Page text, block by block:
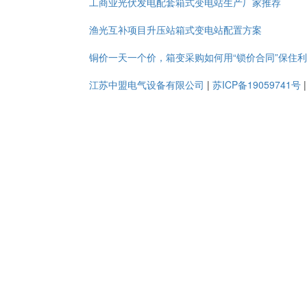
渔光互补项目升压站箱式变电站配置方案
铜价一天一个价，箱变采购如何用“锁价合同”保住
江苏中盟电气设备有限公司 | 苏ICP备19059741号